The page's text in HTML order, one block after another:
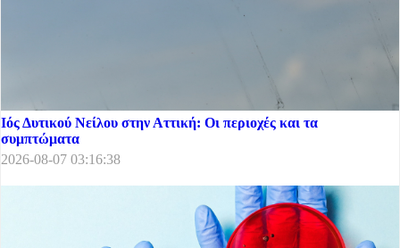
Ιός Δυτικού Νείλου στην Αττική: Οι περιοχές και τα
συμπτώματα
2026-08-07 03:16:38